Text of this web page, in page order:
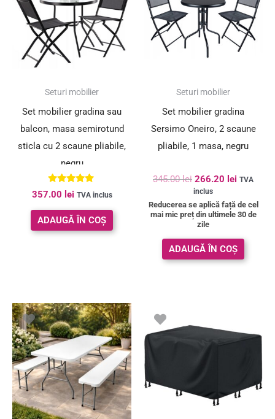
Seturi mobilier
Set mobilier gradina sau
balcon, masa semirotund
sticla cu 2 scaune pliabile,
negru
Evaluat la
5.00
din 5
357.00 lei TVA inclus
ADAUGĂ ÎN COȘ
SUPER PREȚ!Seturi mobilier
Set mobilier gradina
Sersimo Oneiro, 2 scaune
pliabile, 1 masa, negru
345.00lei
345.00 lei.
266.20 lei TVA
inclus
Reducerea se aplică față de cel
mai mic preț din ultimele 30 de
zile
ADAUGĂ ÎN COȘ
Prețul
inițial
a
fost:
569.00 lei.
Prețul
curent
este:
399.00 lei.